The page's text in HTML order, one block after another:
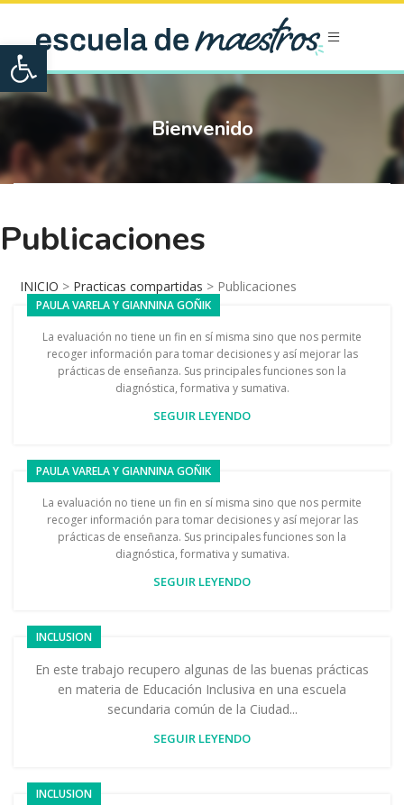
Open toolbar
Bienvenido
Publicaciones
INICIO > Practicas compartidas > Publicaciones
PAULA VARELA Y GIANNINA GOÑIK
La evaluación no tiene un fin en sí misma sino que nos permite
recoger información para tomar decisiones y así mejorar las
prácticas de enseñanza. Sus principales funciones son la
diagnóstica, formativa y sumativa.
SEGUIR LEYENDO
PAULA VARELA Y GIANNINA GOÑIK
La evaluación no tiene un fin en sí misma sino que nos permite
recoger información para tomar decisiones y así mejorar las
prácticas de enseñanza. Sus principales funciones son la
diagnóstica, formativa y sumativa.
SEGUIR LEYENDO
INCLUSION
En este trabajo recupero algunas de las buenas prácticas
en materia de Educación Inclusiva en una escuela
secundaria común de la Ciudad...
SEGUIR LEYENDO
INCLUSION